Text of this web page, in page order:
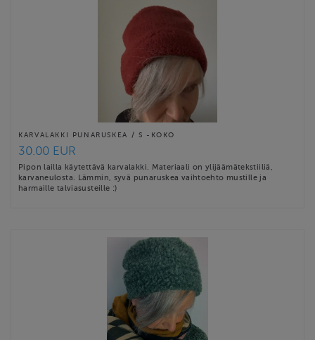
KARVALAKKI PUNARUSKEA / S -KOKO
30.00 EUR
Pipon lailla käytettävä karvalakki. Materiaali on ylijäämätekstiiliä,
karvaneulosta. Lämmin, syvä punaruskea vaihtoehto mustille ja
harmaille talviasusteille :)